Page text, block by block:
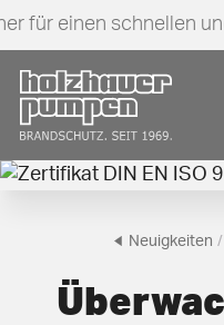
für einen schnellen
Zurück zur Startseite
DIN EN ISO 9001:2015
Neuigkeiten /